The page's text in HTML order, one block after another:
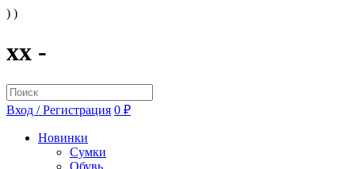
) )
xx -
Вход / Регистрация 0 ₽
Новинки
Сумки
Обувь